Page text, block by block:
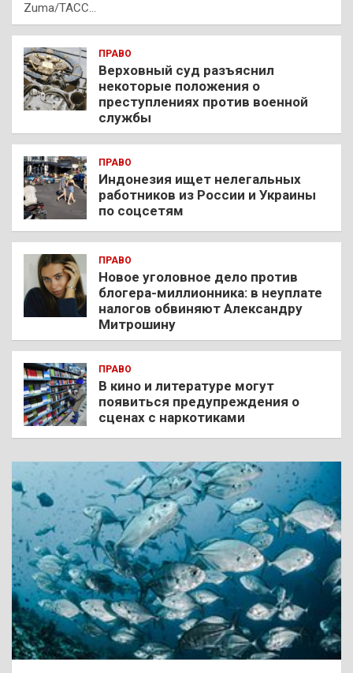
Zuma/ТАСС…
ПРАВО
Верховный суд разъяснил
некоторые положения о
преступлениях против военной
службы
ПРАВО
Индонезия ищет нелегальных
работников из России и Украины
по соцсетям
ПРАВО
Новое уголовное дело против
блогера-миллионника: в неуплате
налогов обвиняют Александру
Митрошину
ПРАВО
В кино и литературе могут
появиться предупреждения о
сценах с наркотиками